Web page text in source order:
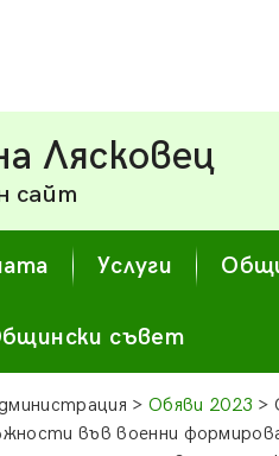
Лясковец
сайт
Услуги
съвет
> Обяви 2023 >
във военни